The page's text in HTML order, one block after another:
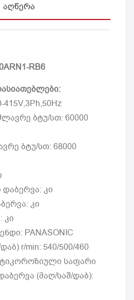
ᲐᲦᲬᲔᲠᲐ
RB6
415V,3Ph,50Hz
ბტუ/სთ: 60000
ბტუ/სთ: 68000
კი
კი
კი
PANASONIC
r/min: 540/500/460
საფარი
(მაღ/საშ/დაბ):